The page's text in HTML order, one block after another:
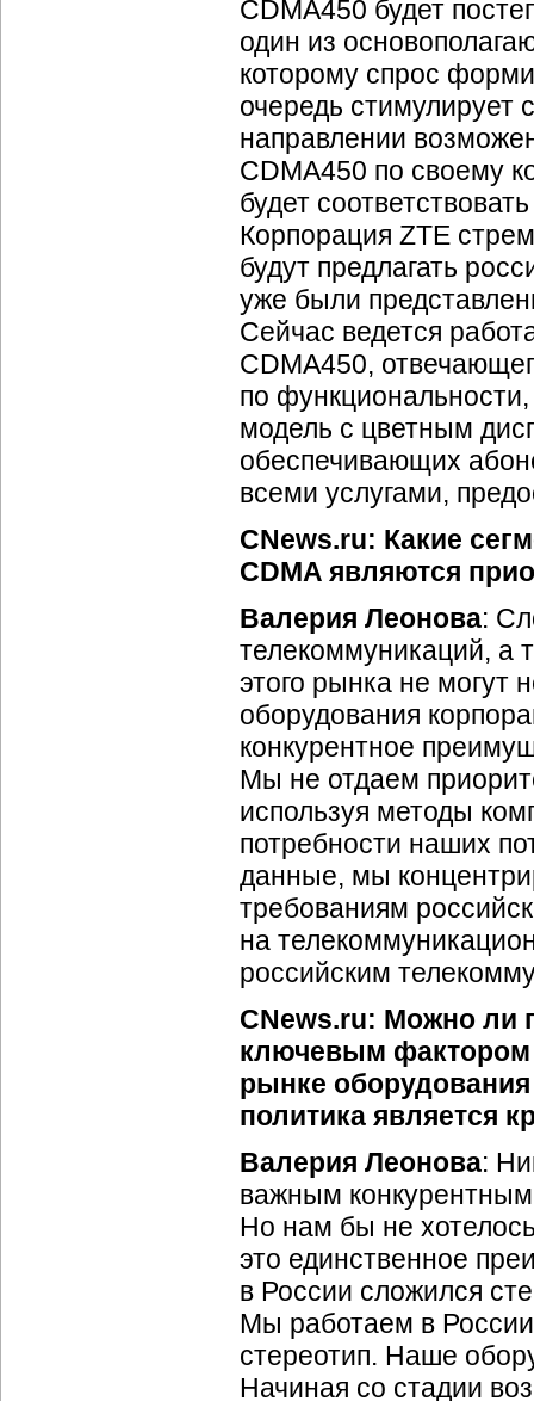
CDMA450 будет
один из
которому спрос
очередь
направлении
CDMA450 по своему
будет
Корпорация ZTE
будут предлагать
уже были
Сейчас ведется
CDMA450,
по функциональности,
модель с цветным
обеспечивающих
всеми услугами,
CNews.ru: Какие
CDMA являются
Валерия Леонова:
телекоммуникаций, а
этого рынка не могут
оборудования
конкурентное
Мы не отдаем
используя методы
потребности наших
данные, мы
требованиям
на
российским
CNews.ru: Можно ли
ключевым фактором
рынке
политика является
Валерия Леонова:
важным
Но нам бы не
это единственное
в России сложился
Мы работаем в
стереотип. Наше
Начиная со стадии